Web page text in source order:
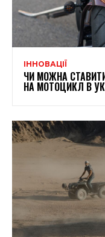
ІННОВАЦІЇ
ЧИ МОЖНА
НА МОТОЦИКЛ В